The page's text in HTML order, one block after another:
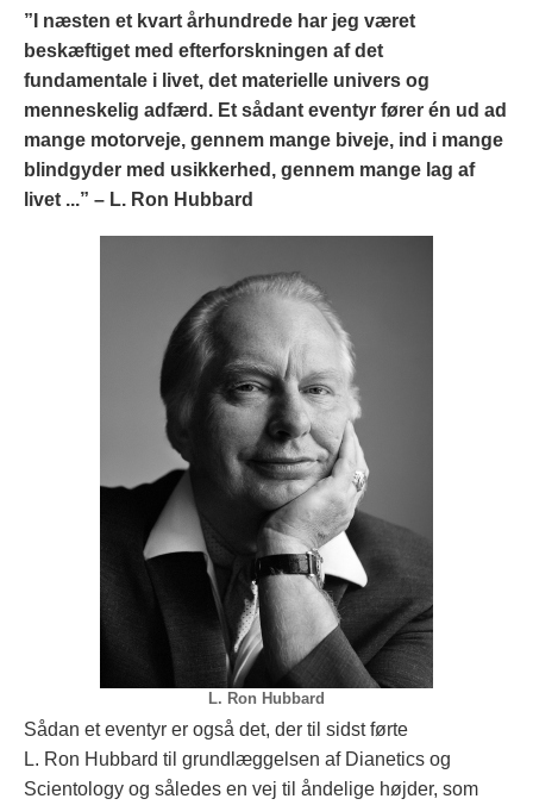
”I næsten et kvart århundrede har jeg været
beskæftiget med efterforskningen af det
fundamentale i livet, det materielle univers og
menneskelig adfærd. Et sådant eventyr fører én ud ad
mange motorveje, gennem mange biveje, ind i mange
blindgyder med usikkerhed, gennem mange lag af
livet ...” – L. Ron Hubbard
L. Ron Hubbard
Sådan et eventyr er også det, der til sidst førte
L. Ron Hubbard til grundlæggelsen af Dianetics og
Scientology og således en vej til åndelige højder, som